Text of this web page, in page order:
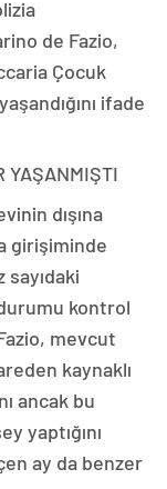
de Fazio,
Çocuk
ifade
YAŞANMIŞTI
dışına
girişiminde
kontrol
mevcut
kaynaklı
ancak bu
yaptığını
ay da benzer